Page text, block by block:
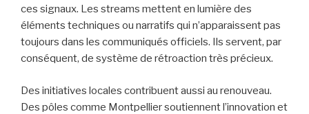
ces signaux. Les streams mettent en lumière des
éléments techniques ou narratifs qui n’apparaissent pas
toujours dans les communiqués officiels. Ils servent, par
conséquent, de système de rétroaction très précieux.
Des initiatives locales contribuent aussi au renouveau.
Des pôles comme Montpellier soutiennent l’innovation et